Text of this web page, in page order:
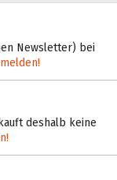
Newsletter) bei
deshalb keine